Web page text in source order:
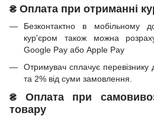
₴ Оплата при отриманні
Безконтактно в мобільному
кур'єром також можна
Google Pay або Apple Pay
Отримувач сплачує перевізнику
та 2% від суми замовлення.
₴ Оплата при
товару